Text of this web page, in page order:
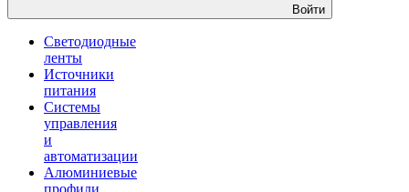
Войти
Светодиодные
ленты
Источники
питания
Системы
управления
и
автоматизации
Алюминиевые
профили